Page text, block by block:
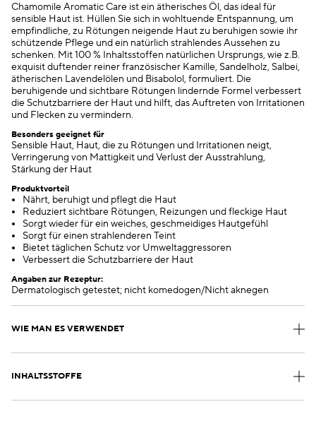
Chamomile Aromatic Care ist ein ätherisches Öl, das ideal für
sensible Haut ist. Hüllen Sie sich in wohltuende Entspannung, um
empfindliche, zu Rötungen neigende Haut zu beruhigen sowie ihr
schützende Pflege und ein natürlich strahlendes Aussehen zu
schenken. Mit 100 % Inhaltsstoffen natürlichen Ursprungs, wie z.B.
exquisit duftender reiner französischer Kamille, Sandelholz, Salbei,
ätherischen Lavendelölen und Bisabolol, formuliert. Die
beruhigende und sichtbare Rötungen lindernde Formel verbessert
die Schutzbarriere der Haut und hilft, das Auftreten von Irritationen
und Flecken zu vermindern.
Besonders geeignet für
Sensible Haut, Haut, die zu Rötungen und Irritationen neigt,
Verringerung von Mattigkeit und Verlust der Ausstrahlung,
Stärkung der Haut
Produktvorteil
Nährt, beruhigt und pflegt die Haut
Reduziert sichtbare Rötungen, Reizungen und fleckige Haut
Sorgt wieder für ein weiches, geschmeidiges Hautgefühl
Sorgt für einen strahlenderen Teint
Bietet täglichen Schutz vor Umweltaggressoren
Verbessert die Schutzbarriere der Haut
Angaben zur Rezeptur:
Dermatologisch getestet; nicht komedogen/Nicht aknegen
WIE MAN ES VERWENDET
INHALTSSTOFFE